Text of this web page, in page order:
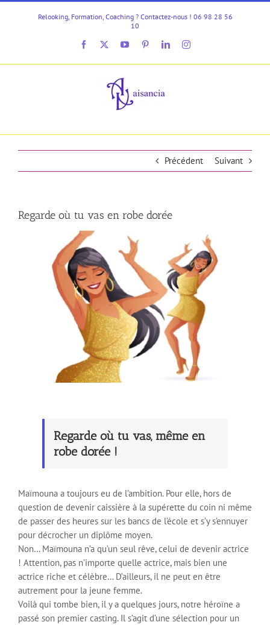
Relooking, Formation, Coaching ? Contactez-nous ! 06 98 28 56
10
Facebook YouTubePinterestLinkedInInstagram
Précédent Suivant
Regarde où tu vas en robe dorée
Regarde où tu vas, même en
robe dorée !
Maïmouna a toujours eu de l’ambition. Pour elle, hors de
question de devenir caissière à la supérette du coin ni même
de passer des heures sur les bancs de l’école et s’y s’ennuyer
pour décrocher un diplôme moyen.
Non… Maïmouna n’a qu’un seul rêve, celui de devenir actrice
! Attention, pas n’importe quelle actrice, mais bien une
actrice riche et célèbre… D’ailleurs, il ne peut en être
autrement pour la jeune femme.
Voilà qui tombe bien, il y a quelques jours, notre héroïne a
passé son premier casting. Il s’agit d’une sélection pour un